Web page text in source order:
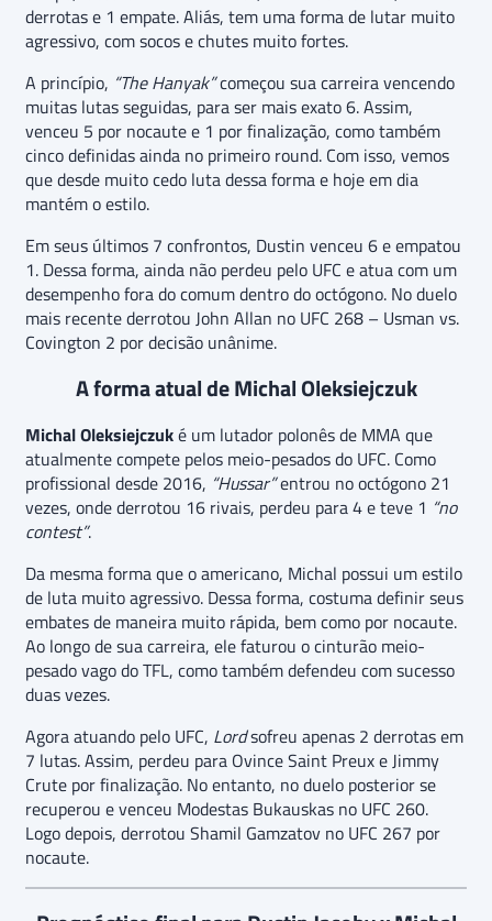
derrotas e 1 empate. Aliás, tem uma forma de lutar muito
agressivo, com socos e chutes muito fortes.
A princípio, “The Hanyak”começou sua carreira vencendo
muitas lutas seguidas, para ser mais exato 6. Assim,
venceu 5 por nocaute e 1 por finalização, como também
cinco definidas ainda no primeiro round. Com isso, vemos
que desde muito cedo luta dessa forma e hoje em dia
mantém o estilo.
Em seus últimos 7 confrontos, Dustin venceu 6 e empatou
1. Dessa forma, ainda não perdeu pelo UFC e atua com um
desempenho fora do comum dentro do octógono. No duelo
mais recente derrotou John Allan no UFC 268 – Usman vs.
Covington 2 por decisão unânime.
A forma atual de Michal Oleksiejczuk
Michal Oleksiejczuké um lutador polonês de MMA que
atualmente compete pelos meio-pesados do UFC. Como
profissional desde 2016, “Hussar”entrou no octógono 21
vezes, onde derrotou 16 rivais, perdeu para 4 e teve 1 “no
contest”.
Da mesma forma que o americano, Michal possui um estilo
de luta muito agressivo. Dessa forma, costuma definir seus
embates de maneira muito rápida, bem como por nocaute.
Ao longo de sua carreira, ele faturou o cinturão meio-
pesado vago do TFL, como também defendeu com sucesso
duas vezes.
Agora atuando pelo UFC, Lordsofreu apenas 2 derrotas em
7 lutas. Assim, perdeu para Ovince Saint Preux e Jimmy
Crute por finalização. No entanto, no duelo posterior se
recuperou e venceu Modestas Bukauskas no UFC 260.
Logo depois, derrotou Shamil Gamzatov no UFC 267 por
nocaute.